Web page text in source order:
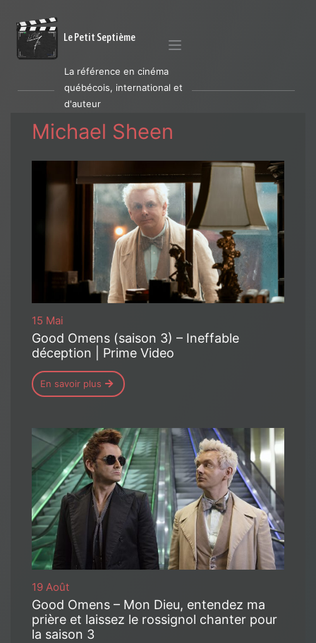
Le Petit Septième
La référence en cinéma
québécois, international et
d'auteur
Michael Sheen
15 Mai
Good Omens (saison 3) – Ineffable
déception | Prime Video
En savoir plus
19 Août
Good Omens – Mon Dieu, entendez ma
prière et laissez le rossignol chanter pour
la saison 3